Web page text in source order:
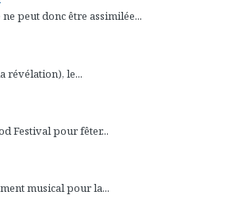
peut donc être assimilée...
révélation), le...
Festival pour fêter...
musical pour la...